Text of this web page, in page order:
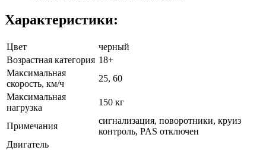
Характеристики:
Цвет
черный
Возрастная категория 18+
Максимальная
скорость, км/ч
25, 60
Максимальная
нагрузка
150 кг
Примечания
сигнализация, поворотники, круиз
контроль, PAS отключен
Двигатель